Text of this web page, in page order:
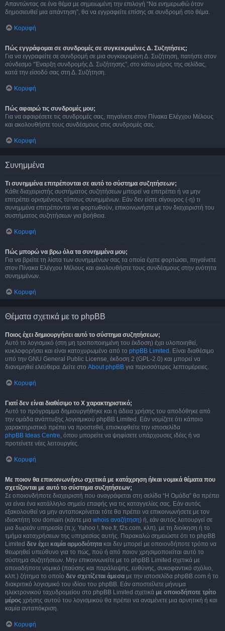
Απαντώντας σε ένα θέμα με σημειωμένη την επιλογή “Να ενημερωθώ όταν
δημοσιευθεί μια απάντηση”, θα να εγγραφείτε επίσης σε συνδρομή στο θέμα.
Κορυφή
Πώς εγγράφομαι σε συνδρομές σε συγκεκριμένες Δ. Συζητήσεις;
Για να εγγραφείτε σε συνδρομή σε μια συγκεκριμένη Δ. Συζήτηση, πατήστε στον
σύνδεσμο “Έναρξη συνδρομής Δ. Συζήτησης”, στο κάτω μέρος της σελίδας,
κατά την είσοδό σας στη Δ. Συζήτηση.
Κορυφή
Πώς αφαιρώ τις συνδρομές μου;
Για να αφαιρέσετε τις συνδρομές σας, πηγαίνετε στον Πίνακα Ελέγχου Μέλους
και ακολουθήστε τους συνδέσμους στις συνδρομές σας.
Κορυφή
Συνημμένα
Τι συνημμένα επιτρέπονται σε αυτό το σύστημα συζητήσεων;
Κάθε διαχειριστής συστήματος συζητήσεων μπορεί να επιτρέπει ή να μην
επιτρέπει ορισμένους τύπους συνημμένων. Εάν δεν είστε σίγουρος (-η) τι
συνημμένα επιτρέπονται να φορτωθούν, επικοινωνήστε με τον διαχειριστή του
συστήματος συζητήσεων για βοήθεια.
Κορυφή
Πώς μπορώ να βρω όλα τα συνημμένα μου;
Για να βρείτε τη λίστα των συνημμένων σας τα οποία έχετε φορτώσει, πηγαίνετε
στον Πίνακα Ελέγχου Μέλους και ακολουθήστε τους συνδέσμους στην ενότητα
συνημμένων.
Κορυφή
Θέματα σχετικά με το phpBB
Ποιος έχει δημιουργήσει αυτό το σύστημα συζητήσεων;
Αυτό το λογισμικό (στη μη τροποποιημένη του έκδοση) έχει υλοποιηθεί,
κυκλοφορήσει και είναι κατοχυρωμένο από το phpBB Limited . Είναι διαθέσιμο
υπό την GNU General Public License, έκδοση 2 (GPL-2.0) και μπορεί να
διανεμηθεί ελεύθερα. Δείτε στο About phpBB για περισσότερες λεπτομέρειες.
Κορυφή
Γιατί δεν είναι διαθέσιμο το Χ χαρακτηριστικό;
Αυτό το πρόγραμμα δημιουργήθηκε και η άδεια χρήσης του αποδόθηκε από
την ομάδα ανάπτυξης λογισμικού phpBB Limited. Εάν νομίζετε ότι κάποιο
χαρακτηριστικό πρέπει να προστεθεί, επισκεφθείτε την ιστοσελίδα
phpBB Ideas Centre, όπου μπορείτε να ψηφίσετε υπάρχουσες ιδέες ή να
προτείνετε νέες λειτουργίες.
Κορυφή
Με ποιον θα επικοινωνήσω σχετικά με κατάχρηση ή/και νομικά θέματα που
σχετίζονται με αυτό το σύστημα συζητήσεων;
Σε οποιονδήποτε διαχειριστή που αναγράφεται στη σελίδα “Η Ομάδα” θα πρέπει
να είναι ένα κατάλληλο σημείο επαφής για τις καταγγελίες σας. Εάν αυτός
εξακολουθεί να μην ανταποκρίνεται τότε θα πρέπει να επικοινωνήσετε με τον
ιδιοκτήτη του domain (κάντε μια whois αναζήτηση) ή, εάν αυτός λειτουργεί σε
μια δωρεάν υπηρεσία (π.χ. Yahoo !, free.fr, f2s.com, κλπ), με τη διοίκηση ή το
τμήμα καταχρήσεων της υπηρεσίας αυτής. Παρακαλώ σημειώστε ότι το phpBB
Limited δεν έχει καμία αρμοδιότητα και δεν μπορεί με οποιονδήποτε τρόπο να
θεωρηθεί υπεύθυνο για το πώς, πού ή από ποιον χρησιμοποιείται αυτό το
σύστημα συζητήσεων. Μην επικοινωνείτε με το phpBB Limited σχετικά με
οποιαδήποτε νομικό (παύσης και παράλειψης, ευθύνης, συκοφαντικό σχόλιο,
κλπ.) ζήτημα το οποίο δεν σχετίζεται άμεσα με την ιστοσελίδα phpBB.com ή το
διακριτικό λογισμικό του ιδίου του phpBB. Εάν αποστείλετε μήνυμα
ηλεκτρονικού ταχυδρομείου στο phpBB Limited σχετικά με οποιοδήποτε τρίτο
μέρος χρήσης αυτού του λογισμικού θα πρέπει να αναμένετε μια αρνητική ή και
καμία ανταπόκριση.
Κορυφή